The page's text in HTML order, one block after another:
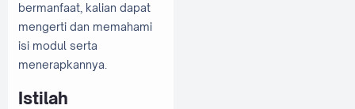
bermanfaat, kalian dapat
mengerti dan memahami
isi modul serta
menerapkannya.
Istilah